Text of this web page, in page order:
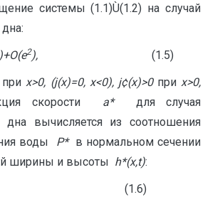
системы (1.1)Ù(1.2) на случай
O(e2), (1.5)
x>0, (j(x)=0, x<0), j¢(x)>0приx>0,
скорости a*
для случая
дна вычисляется из соотношения
воды P* в нормальном сечении
ширины и высоты h*(x,t):
(1.6)